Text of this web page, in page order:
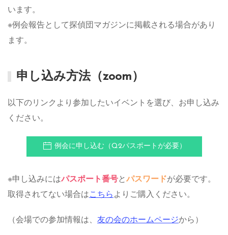
います。
※例会報告として探偵団マガジンに掲載される場合があり
ます。
申し込み方法（zoom）
以下のリンクより参加したいイベントを選び、お申し込み
ください。
例会に申し込む（Q2パスポートが必要）
※申し込みにはパスポート番号とパスワードが必要です。
取得されてない場合はこちら よりご購入ください。
（会場での参加情報は、 友の会のホームページから）